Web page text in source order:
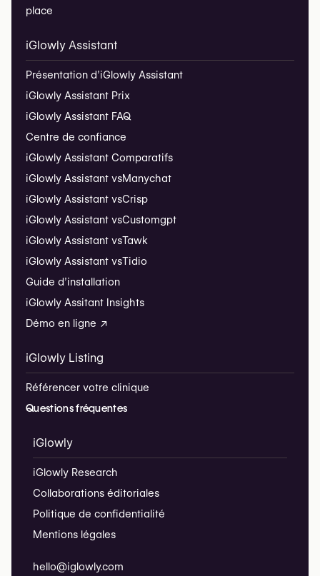
place
iGlowly Assistant
Présentation d’iGlowly Assistant
iGlowly Assistant Prix
iGlowly Assistant FAQ
Centre de confiance
iGlowly Assistant Comparatifs
iGlowly Assistant vsManychat
iGlowly Assistant vsCrisp
iGlowly Assistant vsCustomgpt
iGlowly Assistant vsTawk
iGlowly Assistant vsTidio
Guide d’installation
iGlowly Assitant Insights
Démo en ligne ↗
iGlowly Listing
Référencer votre clinique
Questions fréquentes
iGlowly
iGlowly Research
Collaborations éditoriales
Politique de confidentialité
Mentions légales
hello@iglowly.com